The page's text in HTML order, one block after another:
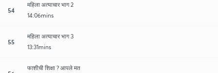
54
महिला अत्याचार भाग 2
14:06mins
55
महिला अत्याचार भाग 3
13:31mins
फाशीची शिक्षा ? आपले मत